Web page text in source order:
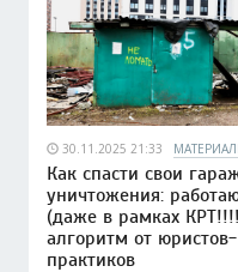
30.11.2025 21:33
Как спасти свои
уничтожения:
(даже в рамках
алгоритм от юристов-
практиков